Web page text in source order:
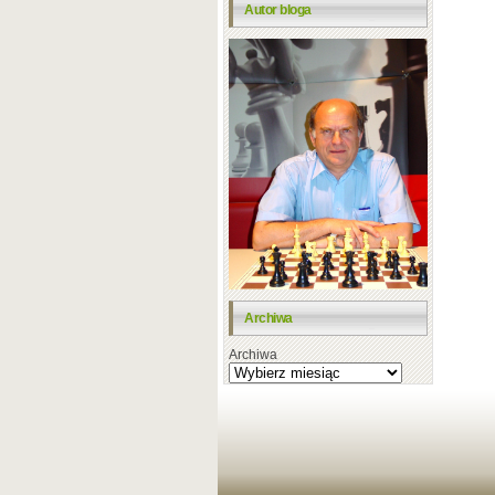
Autor bloga
Archiwa
Archiwa